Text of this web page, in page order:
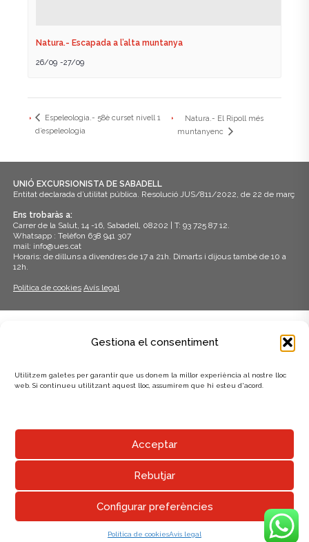
Gestiona el consentiment
Utilitzem galetes per garantir que us donem la millor experiència al nostre lloc
web. Si continueu utilitzant aquest lloc, assumirem que hi esteu d'acord.
Acceptar
Rebutjar
Configurar preferències
Política de cookiesAvís legal
Natura.- Escapada a l’alta muntanya
26/09 -27/09
Espeleologia.- 58è curset nivell 1
d’espeleologia
Natura.- El Ripoll més
muntanyenc
UNIÓ EXCURSIONISTA DE SABADELL
Entitat declarada d’utilitat pública. Resolució JUS/811/2022, de 22 de març
Ens trobaràs a:
Carrer de la Salut, 14 -16, Sabadell, 08202 | T: 93 725 87 12.
Whatsapp : Telèfon 638 941 307
mail: info@ues.cat
Horaris: de dilluns a divendres de 17 a 21h. Dimarts i dijous també de 10 a
12h.
Política de cookies Avís legal
AMB EL SUPORT DE:
UNIÓ EXCURSIONISTA DE SABADELL